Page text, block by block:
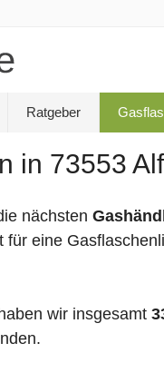
Ratgeber
in 73553
nächsten
für eine
haben wir insgesamt